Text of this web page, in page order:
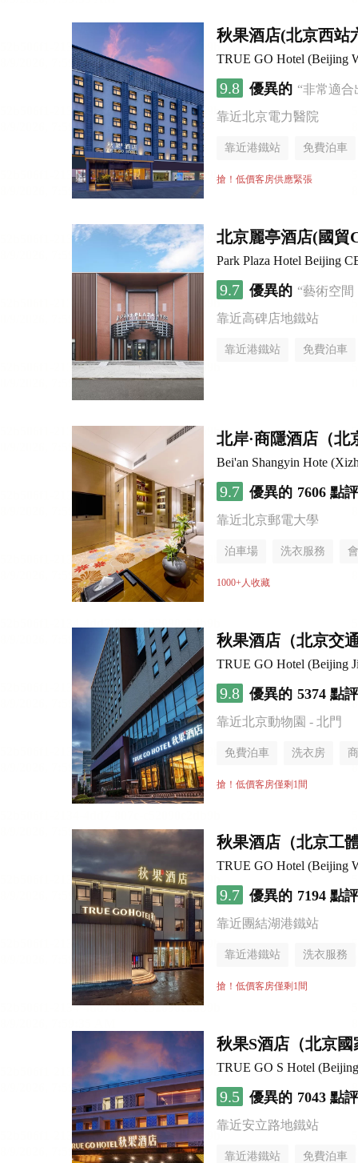
秋果酒店(北京西站
TRUE GO Hotel (Beijing
9.8 優異的 “非常適
靠近北京電力醫院
靠近港鐵站 免費泊車
行李寄存服務
搶！低價客房供應緊張
北京麗亭酒店(國貿
Park Plaza Hotel Beijing
9.7 優異的 “藝術空
靠近高碑店地鐵站
靠近港鐵站 免費泊車
北岸·商隱酒店（北
Bei'an Shangyin Hote
9.7 優異的 7606 點評
靠近北京郵電大學
泊車場 洗衣服務
1000+人收藏
秋果酒店（北京交
TRUE GO Hotel (Beijing
9.8 優異的 5374 點評
靠近北京動物園 - 北門
免費泊車 洗衣房
搶！低價客房僅剩1間
秋果酒店（北京工
TRUE GO Hotel (Beijing
9.7 優異的 7194 點評
靠近團結湖港鐵站
靠近港鐵站 洗衣服務
無煙樓層
搶！低價客房僅剩1間
秋果S酒店（北京
TRUE GO S Hotel
9.5 優異的 7043 點評
靠近安立路地鐵站
靠近港鐵站 免費泊車